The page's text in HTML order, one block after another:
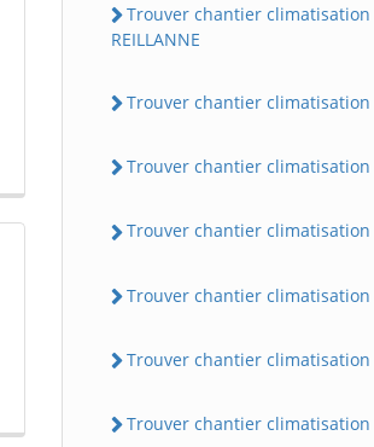
Trouver chantier climatisation
REILLANNE
Trouver chantier climatisation
Trouver chantier climatisation
Trouver chantier climatisation
Trouver chantier climatisation
Trouver chantier climatisation
Trouver chantier climatisation